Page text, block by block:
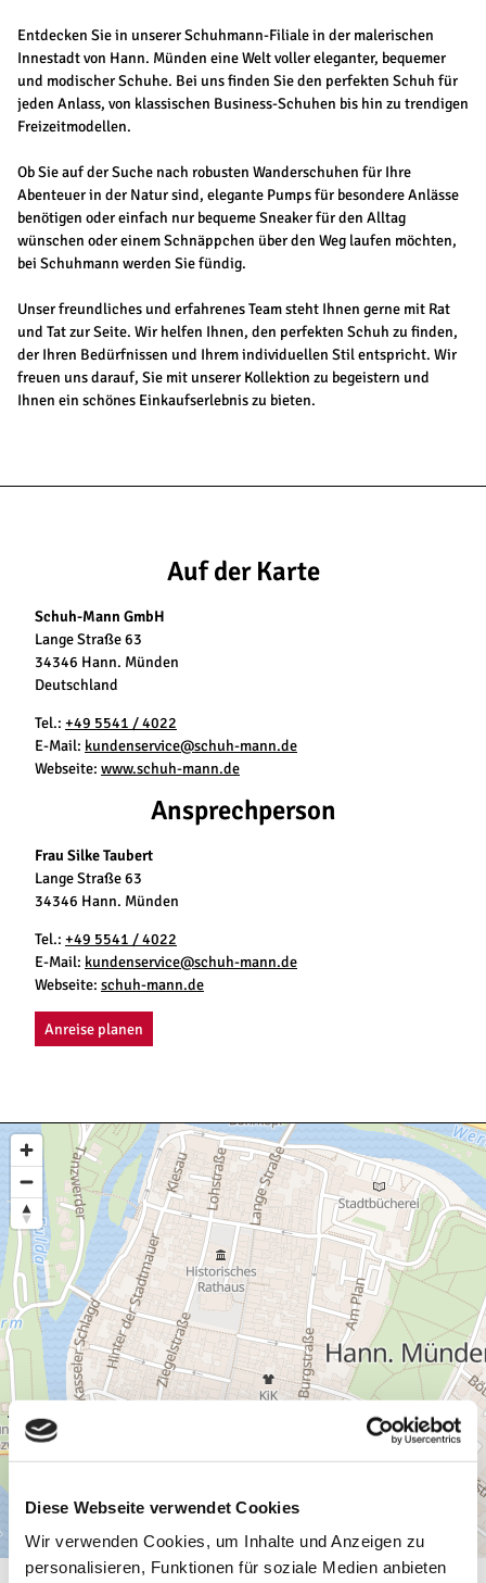
Diese Webseite verwendet Cookies
Wir verwenden Cookies, um Inhalte und Anzeigen zu
personalisieren, Funktionen für soziale Medien anbieten
Entdecken Sie in unserer Schuhmann-Filiale in der malerischen
Innestadt von Hann. Münden eine Welt voller eleganter, bequemer
und modischer Schuhe. Bei uns finden Sie den perfekten Schuh für
jeden Anlass, von klassischen Business-Schuhen bis hin zu trendigen
Freizeitmodellen.
Ob Sie auf der Suche nach robusten Wanderschuhen für Ihre
Abenteuer in der Natur sind, elegante Pumps für besondere Anlässe
benötigen oder einfach nur bequeme Sneaker für den Alltag
wünschen oder einem Schnäppchen über den Weg laufen möchten,
bei Schuhmann werden Sie fündig.
Unser freundliches und erfahrenes Team steht Ihnen gerne mit Rat
und Tat zur Seite. Wir helfen Ihnen, den perfekten Schuh zu finden,
der Ihren Bedürfnissen und Ihrem individuellen Stil entspricht. Wir
freuen uns darauf, Sie mit unserer Kollektion zu begeistern und
Ihnen ein schönes Einkaufserlebnis zu bieten.
Auf der Karte
Schuh-Mann GmbH
Lange Straße 63
34346 Hann. Münden
Deutschland
Tel.: +49 5541 / 4022
E-Mail: kundenservice@schuh-mann.de
Webseite: www.schuh-mann.de
Ansprechperson
Frau Silke Taubert
Lange Straße 63
34346 Hann. Münden
Tel.: +49 5541 / 4022
E-Mail: kundenservice@schuh-mann.de
Webseite: schuh-mann.de
Anreise planen